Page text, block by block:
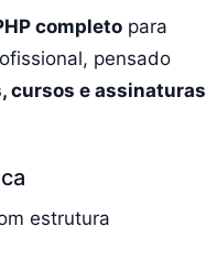
completo para
pensado
cursos e assinaturas
estrutura